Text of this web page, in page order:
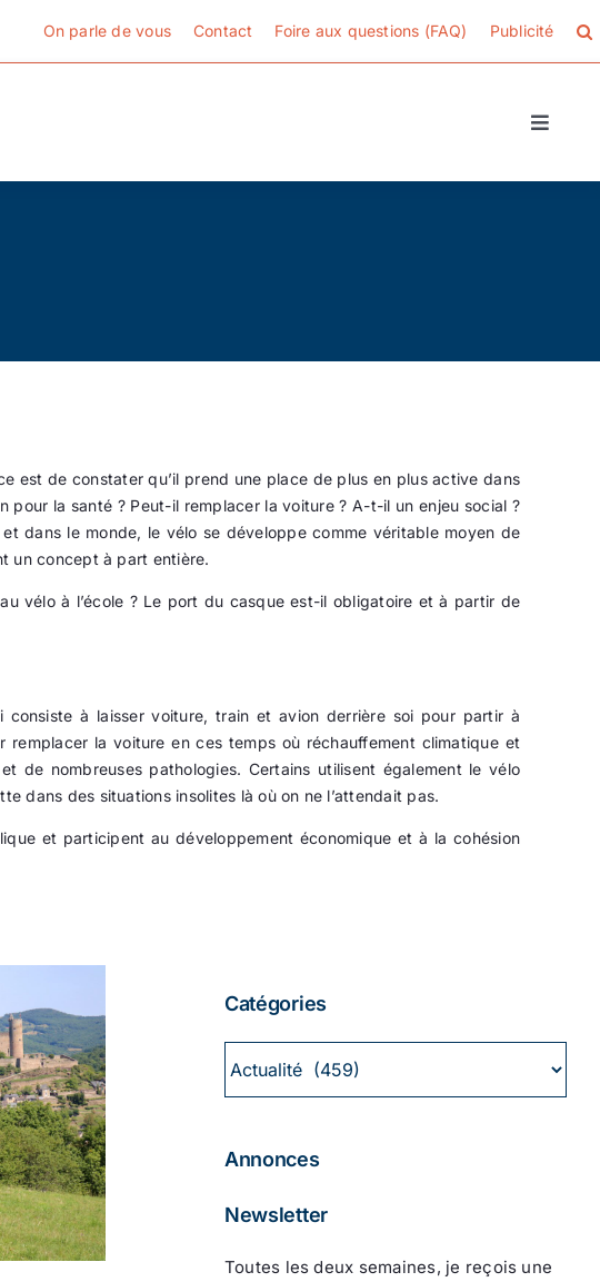
On parle de vous Contact Foire aux questions (FAQ) Publicité
Toggle
est de constater qu’il prend une place de plus en plus active dans
la santé ? Peut-il remplacer la voiture ? A-t-il un enjeu social ?
dans le monde, le vélo se développe comme véritable moyen de
un concept à part entière.
vélo à l’école ? Le port du casque est-il obligatoire et à partir de
consiste à laisser voiture, train et avion derrière soi pour partir à
la voiture en ces temps où réchauffement climatique et
de nombreuses pathologies. Certains utilisent également le vélo
dans des situations insolites là où on ne l’attendait pas.
et participent au développement économique et à la cohésion
Catégories
Annonces
Newsletter
Toutes les deux semaines, je reçois une